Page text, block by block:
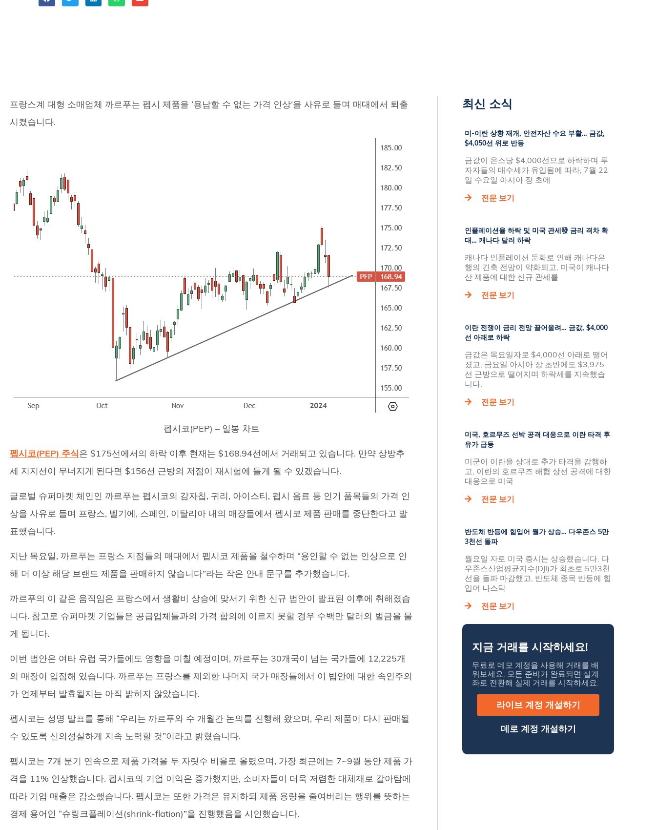
프랑스계 대형 소매업체 까르푸는 펩시 제품을 ‘용납할 수 없는 가격 인상’을 사유로 들며 매대에서 퇴출
시켰습니다.
펩시코(PEP) – 일봉 차트
펩시코(PEP) 주식은 $175선에서의 하락 이후 현재는 $168.94선에서 거래되고 있습니다. 만약 상방추
세 지지선이 무너지게 된다면 $156선 근방의 저점이 재시험에 들게 될 수 있겠습니다.
글로벌 슈퍼마켓 체인인 까르푸는 펩시코의 감자칩, 귀리, 아이스티, 펩시 음료 등 인기 품목들의 가격 인
상을 사유로 들며 프랑스, 벨기에, 스페인, 이탈리아 내의 매장들에서 펩시코 제품 판매를 중단한다고 발
표했습니다.
지난 목요일, 까르푸는 프랑스 지점들의 매대에서 펩시코 제품을 철수하며 “용인할 수 없는 인상으로 인
해 더 이상 해당 브랜드 제품을 판매하지 않습니다”라는 작은 안내 문구를 추가했습니다.
까르푸의 이 같은 움직임은 프랑스에서 생활비 상승에 맞서기 위한 신규 법안이 발표된 이후에 취해졌습
니다. 참고로 슈퍼마켓 기업들은 공급업체들과의 가격 합의에 이르지 못할 경우 수백만 달러의 벌금을 물
게 됩니다.
이번 법안은 여타 유럽 국가들에도 영향을 미칠 예정이며, 까르푸는 30개국이 넘는 국가들에 12,225개
의 매장이 입점해 있습니다. 까르푸는 프랑스를 제외한 나머지 국가 매장들에서 이 법안에 대한 속인주의
가 언제부터 발효될지는 아직 밝히지 않았습니다.
펩시코는 성명 발표를 통해 “우리는 까르푸와 수 개월간 논의를 진행해 왔으며, 우리 제품이 다시 판매될
수 있도록 신의성실하게 지속 노력할 것”이라고 밝혔습니다.
펩시코는 7개 분기 연속으로 제품 가격을 두 자릿수 비율로 올렸으며, 가장 최근에는 7~9월 동안 제품 가
격을 11% 인상했습니다. 펩시코의 기업 이익은 증가했지만, 소비자들이 더욱 저렴한 대체재로 갈아탐에
따라 기업 매출은 감소했습니다. 펩시코는 또한 가격은 유지하되 제품 용량을 줄여버리는 행위를 뜻하는
경제 용어인 “슈링크플레이션(shrink-flation)”을 진행했음을 시인했습니다.
최신 소식
미-이란 상황 재개, 안전자산 수요 부활… 금값,
$4,050선 위로 반등
금값이 온스당 $4,000선으로 하락하며 투
자자들의 매수세가 유입됨에 따라, 7월 22
일 수요일 아시아 장 초에
전문 보기
인플레이션율 하락 및 미국 관세發 금리 격차 확
대… 캐나다 달러 하락
캐나다 인플레이션 둔화로 인해 캐나다은
행의 긴축 전망이 약화되고, 미국이 캐나다
산 제품에 대한 신규 관세를
전문 보기
이란 전쟁이 금리 전망 끌어올려… 금값, $4,000
선 아래로 하락
금값은 목요일자로 $4,000선 아래로 떨어
졌고, 금요일 아시아 장 초반에도 $3,975
선 근방으로 떨어지며 하락세를 지속했습
니다.
전문 보기
미국, 호르무즈 선박 공격 대응으로 이란 타격 후
유가 급등
미군이 이란을 상대로 추가 타격을 감행하
고, 이란의 호르무즈 해협 상선 공격에 대한
대응으로 미국
전문 보기
반도체 반등에 힘입어 월가 상승… 다우존스 5만
3천선 돌파
월요일 자로 미국 증시는 상승했습니다. 다
우존스산업평균지수(DJI)가 최초로 5만3천
선을 돌파 마감했고, 반도체 종목 반등에 힘
입어 나스닥
전문 보기
지금 거래를 시작하세요!
무료로 데모 계정을 사용해 거래를 배
워보세요. 모든 준비가 완료되면 실계
좌로 전환해 실제 거래를 시작하세요.
라이브 계정 개설하기
데로 계정 개설하기